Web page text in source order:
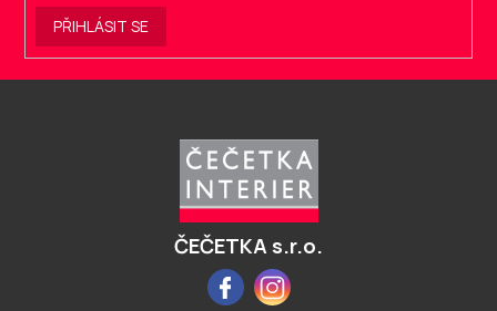
PŘIHLÁSIT SE
ČEČETKA s.r.o.
FacebookInstagram